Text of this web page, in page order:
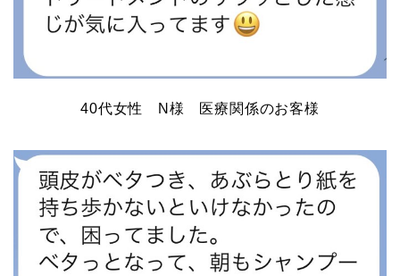
40代女性 N様 医療関係のお客様